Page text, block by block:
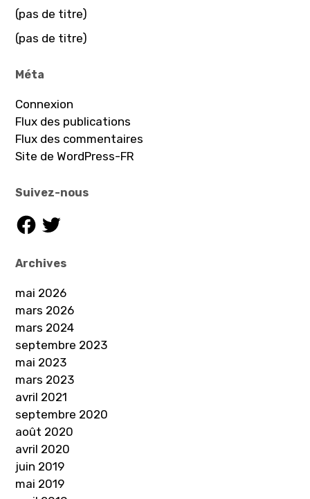
(pas de titre)
(pas de titre)
Méta
Connexion
Flux des publications
Flux des commentaires
Site de WordPress-FR
Suivez-nous
Facebook
Twitter
Archives
mai 2026
mars 2026
mars 2024
septembre 2023
mai 2023
mars 2023
avril 2021
septembre 2020
août 2020
avril 2020
juin 2019
mai 2019